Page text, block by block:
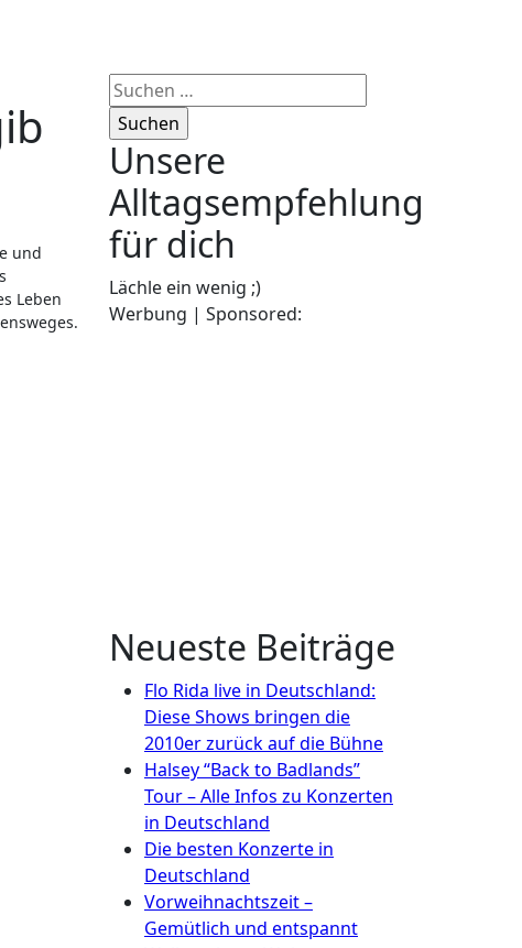
Leben
Suchen
nach:
Unsere
Alltagsempfehlung
für dich
Lächle ein wenig ;)
Werbung | Sponsored:
Neueste Beiträge
Flo Rida live in Deutschland:
Diese Shows bringen die
2010er zurück auf die Bühne
Halsey “Back to Badlands”
Tour – Alle Infos zu Konzerten
in Deutschland
Die besten Konzerte in
Deutschland
Vorweihnachtszeit –
Gemütlich und entspannt